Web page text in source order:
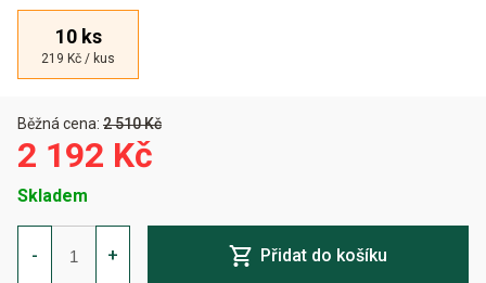
10 ks
219 Kč / kus
Běžná cena: 2 510 Kč
2 192 Kč
Skladem
-
Grand
Daddy
Purple
+ Přidat do košíku